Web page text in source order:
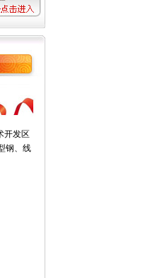
开发区
钢、线